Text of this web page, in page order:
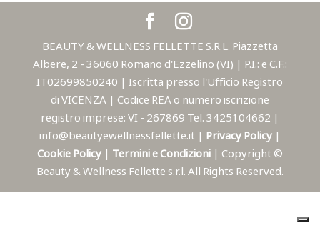
BEAUTY & WELLNESS FELLETTE S.R.L. Piazzetta
Albere, 2 - 36060 Romano d'Ezzelino (VI) | P.I.: e C.F.:
IT02699850240 | Iscritta presso l'Ufficio Registro
di VICENZA | Codice REA o numero iscrizione
registro imprese: VI - 267869 Tel. 3425104662 |
info@beautyewellnessfellette.it | Privacy Policy |
Cookie Policy | Termini e Condizioni | Copyright ©
Beauty & Wellness Fellette s.r.l. All Rights Reserved.